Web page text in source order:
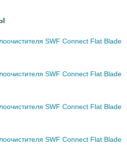
SWF Connect Flat Blade
SWF Connect Flat Blade
SWF Connect Flat Blade
SWF Connect Flat Blade